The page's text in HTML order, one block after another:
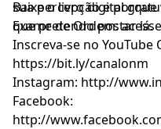
sua percepção e
que pretendo postar lá.
Baixe o livro digital
Exame de Ordem:
Inscreva-se no YouTube
https://bit.ly/canalonm
Instagram: http://
Facebook:
http://